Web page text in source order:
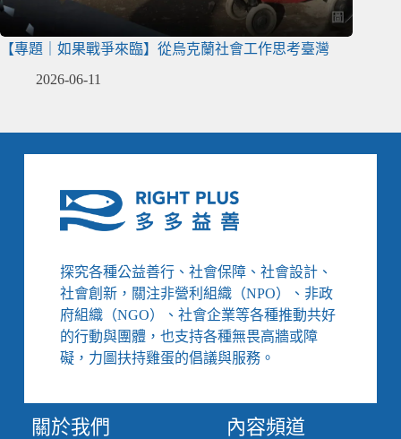
【專題｜如果戰爭來臨】從烏克蘭社會工作思考臺灣
2026-06-11
探究各種公益善行、社會保障、社會設計、
社會創新，關注非營利組織（NPO）、非政
府組織（NGO）、社會企業等各種推動共好
的行動與團體，也支持各種無畏高牆或障
礙，力圖扶持雞蛋的倡議與服務。
關於我們 內容頻道